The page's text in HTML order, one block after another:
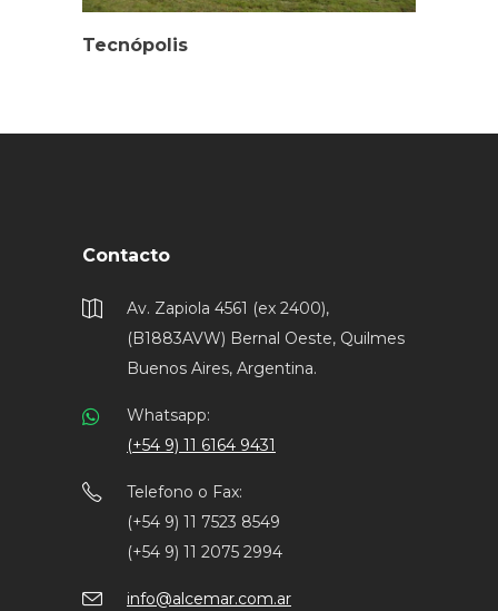
Tecnópolis
Contacto
Av. Zapiola 4561 (ex 2400),
(B1883AVW) Bernal Oeste, Quilmes
Buenos Aires, Argentina.
Whatsapp:
(+54 9) 11 6164 9431
Telefono o Fax:
(+54 9) 11 7523 8549
(+54 9) 11 2075 2994
info@alcemar.com.ar